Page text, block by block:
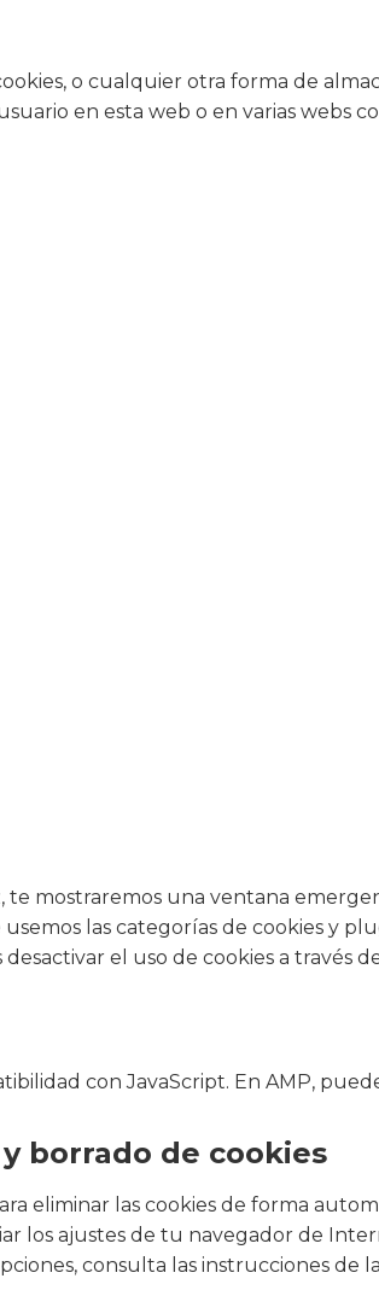
o cualquier otra forma de
en esta web o en varias webs
mostraremos una ventana
las categorías de cookies y
el uso de cookies a
con JavaScript. En AMP,
borrado de cookies
eliminar las cookies de forma
los ajustes de tu navegador de
consulta las instrucciones de